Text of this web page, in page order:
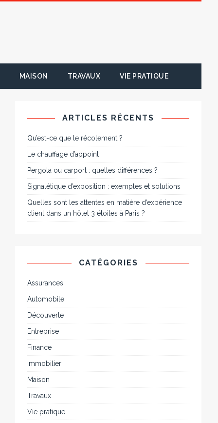
MAISON TRAVAUX VIE PRATIQUE
ARTICLES RÉCENTS
Qu’est-ce que le récolement ?
Le chauffage d’appoint
Pergola ou carport : quelles différences ?
Signalétique d’exposition : exemples et solutions
Quelles sont les attentes en matière d’expérience
client dans un hôtel 3 étoiles à Paris ?
CATÉGORIES
Assurances
Automobile
Découverte
Entreprise
Finance
Immobilier
Maison
Travaux
Vie pratique